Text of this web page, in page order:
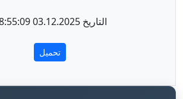
التاريخ 03.12.2025 18:55:09
تحميل